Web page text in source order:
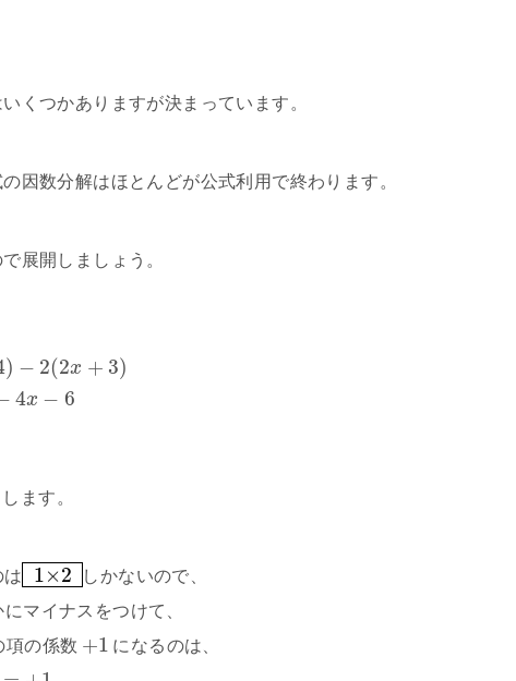
くつかありますが決まっています。
因数分解はほとんどが公式利用で終わります。
展開しましょう。
) − 2(2x + 3)
4x − 6
ます。
は 1×2 しかないので、
マイナスをつけて、
項の係数 +1 になるのは、